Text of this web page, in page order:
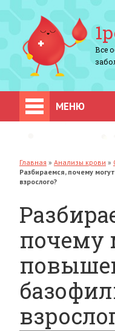
Все
МЕНЮ
Главная » Анализы крови »
Разбираемся, почему
взрослого?
почему